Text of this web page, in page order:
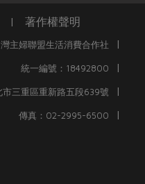
| 著作權聲明
主婦聯盟生活消費合作社 |
統一編號：18492800 |
市三重區重新路五段639號 |
傳真：02-2995-6500 |